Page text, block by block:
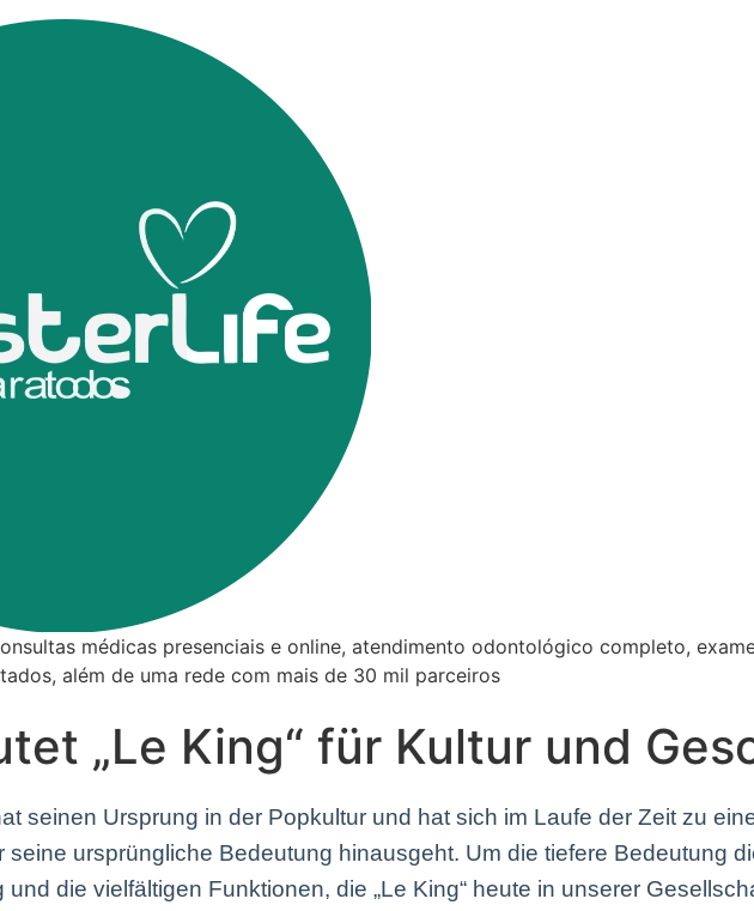
médicas presenciais e online, atendimento odontológico completo,
além de uma rede com mais de 30 mil parceiros
„Le King“ für Kultur und
seinen Ursprung in der Popkultur und hat sich im Laufe der Zeit zu
seine ursprüngliche Bedeutung hinausgeht. Um die tiefere Bedeutung
die vielfältigen Funktionen, die „Le King“ heute in unserer